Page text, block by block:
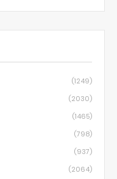
(1249)
(2030)
(1465)
(798)
(937)
(2064)